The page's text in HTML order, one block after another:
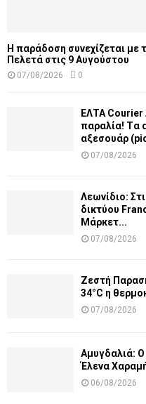
Η παράδοση συνεχίζεται με
Πελετά στις 9 Αυγούστου
07/08/2026 0
ΕΛΤΑ Courier
παραλία! Tα
αξεσουάρ
07/08/2026
Λεωνίδιο:
δικτύου
Μάρκετ...
07/08/2026
Ζεστή
34°C η
07/08/2026
Αμυγδαλιά:
Έλενα
06/08/2026